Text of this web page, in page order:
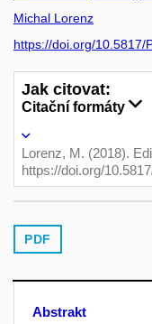
Michal Lorenz
https://doi.org/10.5817/
Jak citovat:
Citační formáty
Lorenz, M. (2018).
https://doi.org/
PDF
Abstrakt